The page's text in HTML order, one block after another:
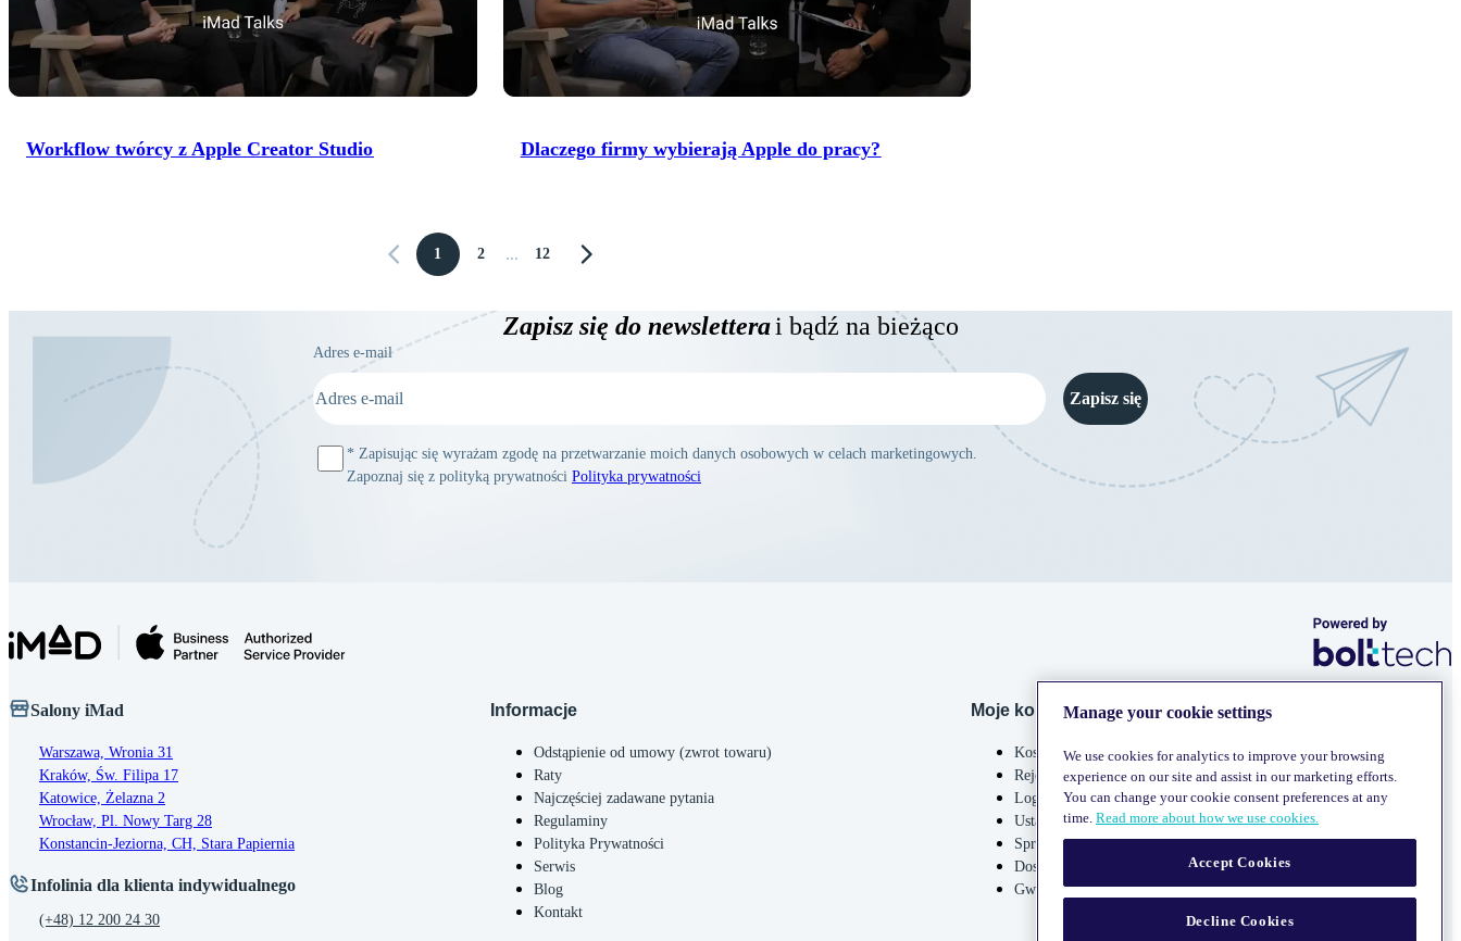
Workflow twórcy z Apple Creator Studio Dlaczego firmy wybierają Apple do pracy?
1 2 ... 12
Zapisz się do newslettera i bądź na bieżąco
Adres e-mail
* Zapisując się wyrażam zgodę na przetwarzanie moich danych osobowych w celach marketingowych.
Zapoznaj się z polityką prywatności Polityka prywatności
Zapisz się
Salony iMad
Warszawa, Wronia 31
Kraków, Św. Filipa 17
Katowice, Żelazna 2
Wrocław, Pl. Nowy Targ 28
Konstancin-Jeziorna, CH, Stara Papiernia
Infolinia dla klienta indywidualnego
(+48) 12 200 24 30
Informacje
Odstąpienie od umowy (zwrot towaru)
Raty
Najczęściej zadawane pytania
Regulaminy
Polityka Prywatności
Serwis
Blog
Kontakt
Moje konto
Koszyk
Rejestracja
Logowanie
Ustawienia konta
Sprawdź zamówienie
Dostawa
Gwarancja i bezpieczeństwo
Manage your cookie settings
We use cookies for analytics to improve your browsing
experience on our site and assist in our marketing efforts.
You can change your cookie consent preferences at any
time. Read more about how we use cookies.
Accept Cookies
Decline Cookies